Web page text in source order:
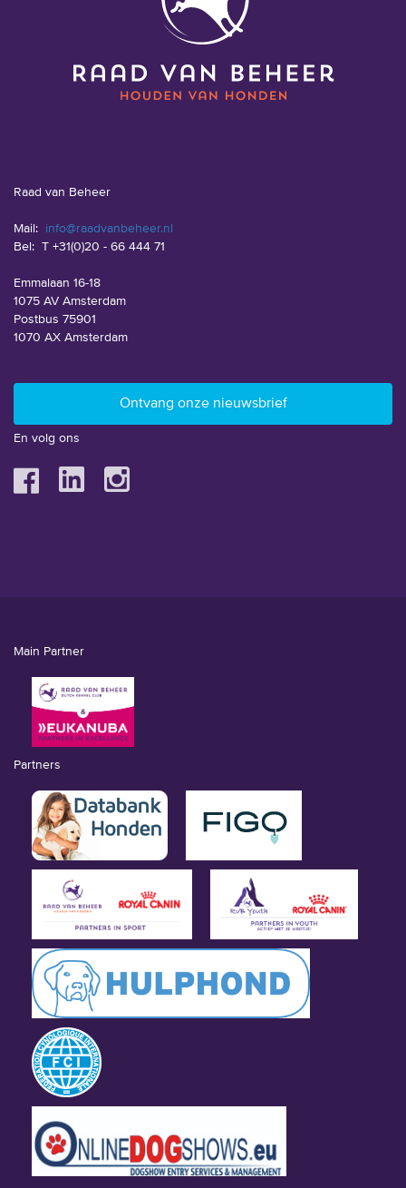
Raad van Beheer
Mail: info@raadvanbeheer.nl
Bel: T +31(0)20 - 66 444 71
Emmalaan 16-18
1075 AV Amsterdam
Postbus 75901
1070 AX Amsterdam
En volg ons
Main Partner
Partners